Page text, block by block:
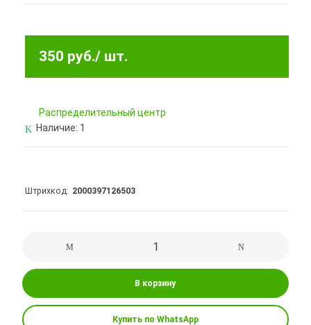
350 руб./ шт.
Pаспределительный центр
Наличие: 1
Штрихкод 2000397126503
В корзину
Купить по WhatsApp